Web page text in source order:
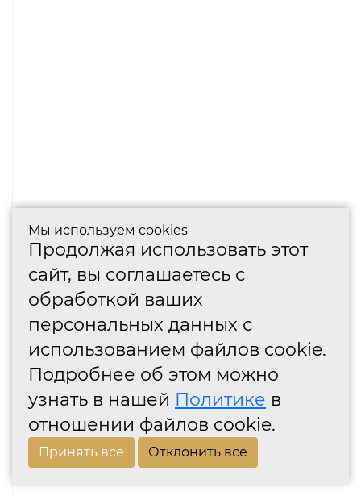
Мы используем cookies
Продолжая использовать этот
сайт, вы соглашаетесь с
обработкой ваших
персональных данных с
использованием файлов cookie.
Подробнее об этом можно
узнать в нашей Политике в
отношении файлов cookie.
Принять все Отклонить все